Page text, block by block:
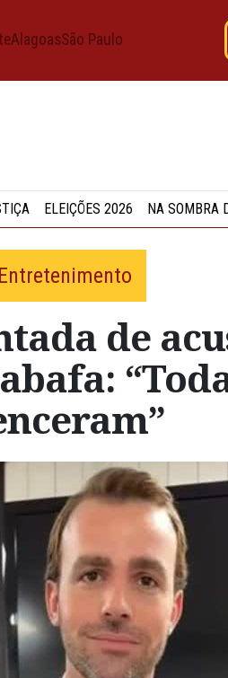
AlagoasSão Paulo
ELEIÇÕES 2026 NA SOMBRA
Entretenimento
de